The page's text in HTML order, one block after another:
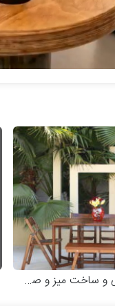
ساخت میز و صندلی چوبی